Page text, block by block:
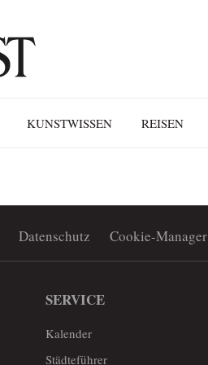
KUNSTWISSEN REISEN
Datenschutz Cookie-Manager
SERVICE
Kalender
Städteführer